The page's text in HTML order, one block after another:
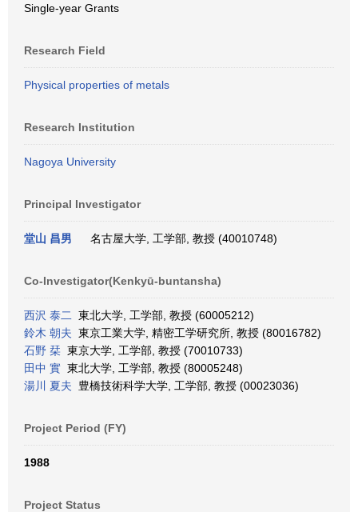
Single-year Grants
Research Field
Physical properties of metals
Research Institution
Nagoya University
Principal Investigator
堂山 昌男 名古屋大学, 工学部, 教授 (40010748)
Co-Investigator(Kenkyū-buntansha)
西沢 泰二
東北大学, 工学部, 教授 (60005212)
鈴木 朝夫 東京工業大学, 精密工学研究所, 教授 (80016782)
石野 栞 東京大学, 工学部, 教授 (70010733)
田中 實 東北大学, 工学部, 教授 (80005248)
湯川 夏夫 豊橋技術科学大学, 工学部, 教授 (00023036)
Project Period (FY)
1988
Project Status